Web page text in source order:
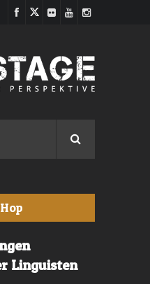
Linguisten